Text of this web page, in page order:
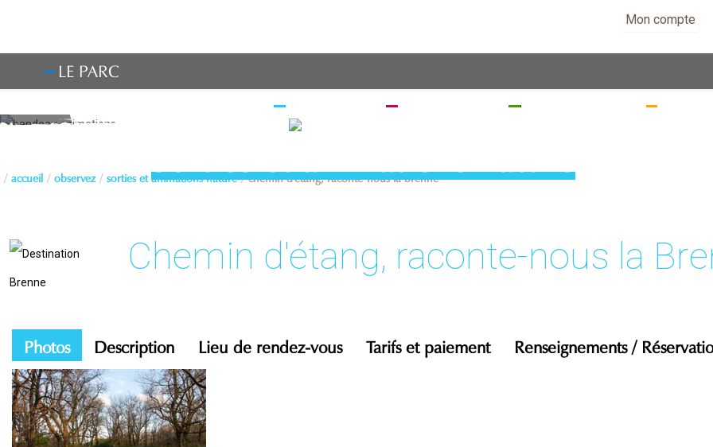
Mon compte
LE PARC
accueil observez sorties et animations nature
Chemin d'étang, raconte-nous la
Photos Description Lieu de rendez-vous Tarifs et paiement Renseignements /